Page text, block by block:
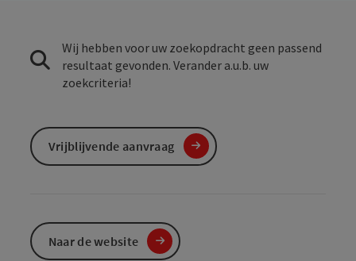
Wij hebben voor uw zoekopdracht geen passend
resultaat gevonden. Verander a.u.b. uw
zoekcriteria!
Vrijblijvende aanvraag
Naar de website